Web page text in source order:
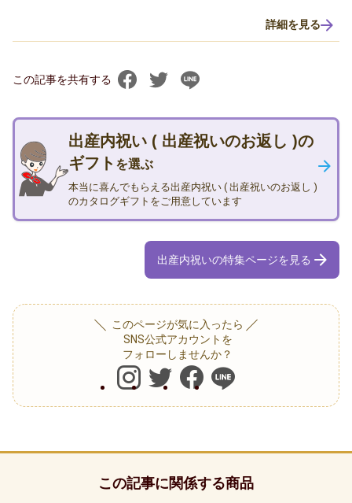
詳細を見る
この記事を共有する
出産内祝い ( 出産祝いのお返し )の
ギフト を選ぶ
本当に喜んでもらえる出産内祝い ( 出産祝いのお返し )
のカタログギフトをご用意しています
出産内祝いの特集ページを見る
このページが気に入ったら
SNS公式アカウントを
フォローしませんか？
この記事に関係する商品